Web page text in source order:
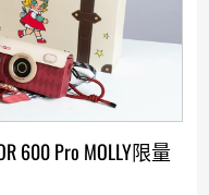
600 Pro MOLLY限量